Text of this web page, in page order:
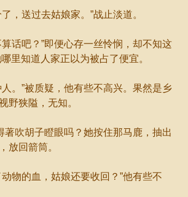
送过去姑娘家。”战止淡道。
吧？”即便心存一丝怜悯，却不知这
里知道人家正以为被占了便宜。
”被质疑，他有些不高兴。果然是乡
野狭隘，无知。
吹胡子瞪眼吗？她按住那马鹿，抽出
放回箭筒。
的血，姑娘还要收回？”他有些不